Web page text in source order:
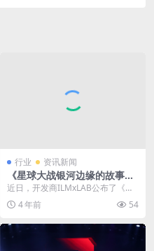
行业 资讯新闻
《星球大战银河边缘的故事增
强版》明年2月登陆PS VR2
近日，开发商ILMxLAB公布了《星
球大战：银河边缘的故事 增强版》
的新视觉图，...
4 年前 54